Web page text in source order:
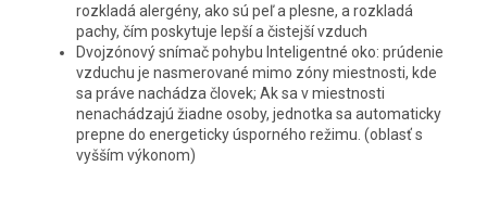
rozkladá alergény, ako sú peľ a plesne, a rozkladá
pachy, čím poskytuje lepší a čistejší vzduch
Dvojzónový snímač pohybu Inteligentné oko: prúdenie
vzduchu je nasmerované mimo zóny miestnosti, kde
sa práve nachádza človek; Ak sa v miestnosti
nenachádzajú žiadne osoby, jednotka sa automaticky
prepne do energeticky úsporného režimu. (oblasť s
vyšším výkonom)